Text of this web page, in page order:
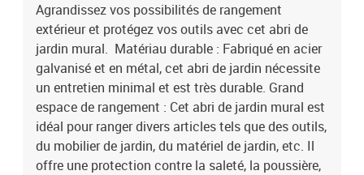
118 x 382 x 160/178 cm (l x P x H)Dimensions de la porte : 99 x
158 cm (l x H)Dimensions du fond : 114,5 x 377 cm (l x P)Poignée
en plastique avec fonction de verrouillageComprend des
protections d'angle en plastiqueL'assemblage est requis
Agrandissez vos possibilités de rangement
extérieur et protégez vos outils avec cet abri de
jardin mural. Matériau durable : Fabriqué en acier
galvanisé et en métal, cet abri de jardin nécessite
un entretien minimal et est très durable. Grand
espace de rangement : Cet abri de jardin mural est
idéal pour ranger divers articles tels que des outils,
du mobilier de jardin, du matériel de jardin, etc. Il
offre une protection contre la saleté, la poussière,